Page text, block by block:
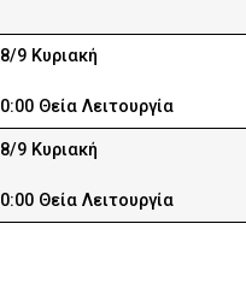
9 Κυριακή
Θεία Λειτουργία
9 Κυριακή
Θεία Λειτουργία